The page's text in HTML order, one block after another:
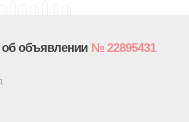
объявлении № 22895431